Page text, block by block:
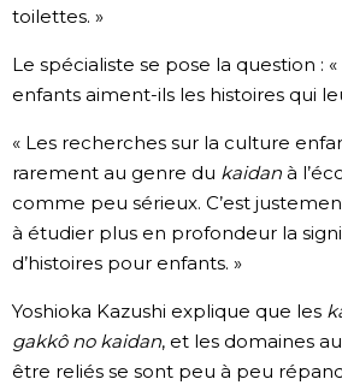
toilettes. »
Le spécialiste se pose la question :
enfants aiment-ils les histoires qui
« Les recherches sur la culture
rarement au genre du kaidanà
comme peu sérieux. C’est
à étudier plus en profondeur la
d’histoires pour enfants. »
Yoshioka Kazushi explique que les
gakkô no kaidan, et les domaines
être reliés se sont peu à peu